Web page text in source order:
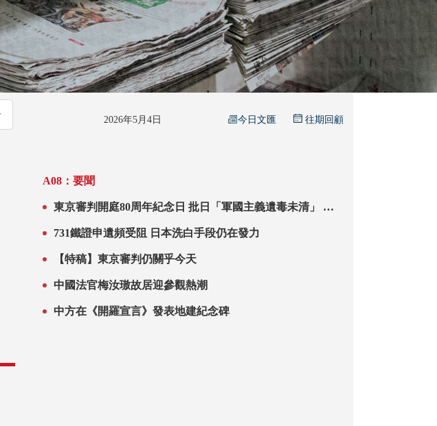
香港文匯報 2026年5月4日 今日文匯 往期回顧
A08：要聞
東京審判開庭80周年紀念日 批日「軍國主義遺毒未清」 外
731鐵證申遺頻受阻 日本洗白手段仍在發力
【特稿】東京審判仍關乎今天
中國法官梅汝璈故居迎參觀熱潮
中方在《開羅宣言》發表地建紀念碑